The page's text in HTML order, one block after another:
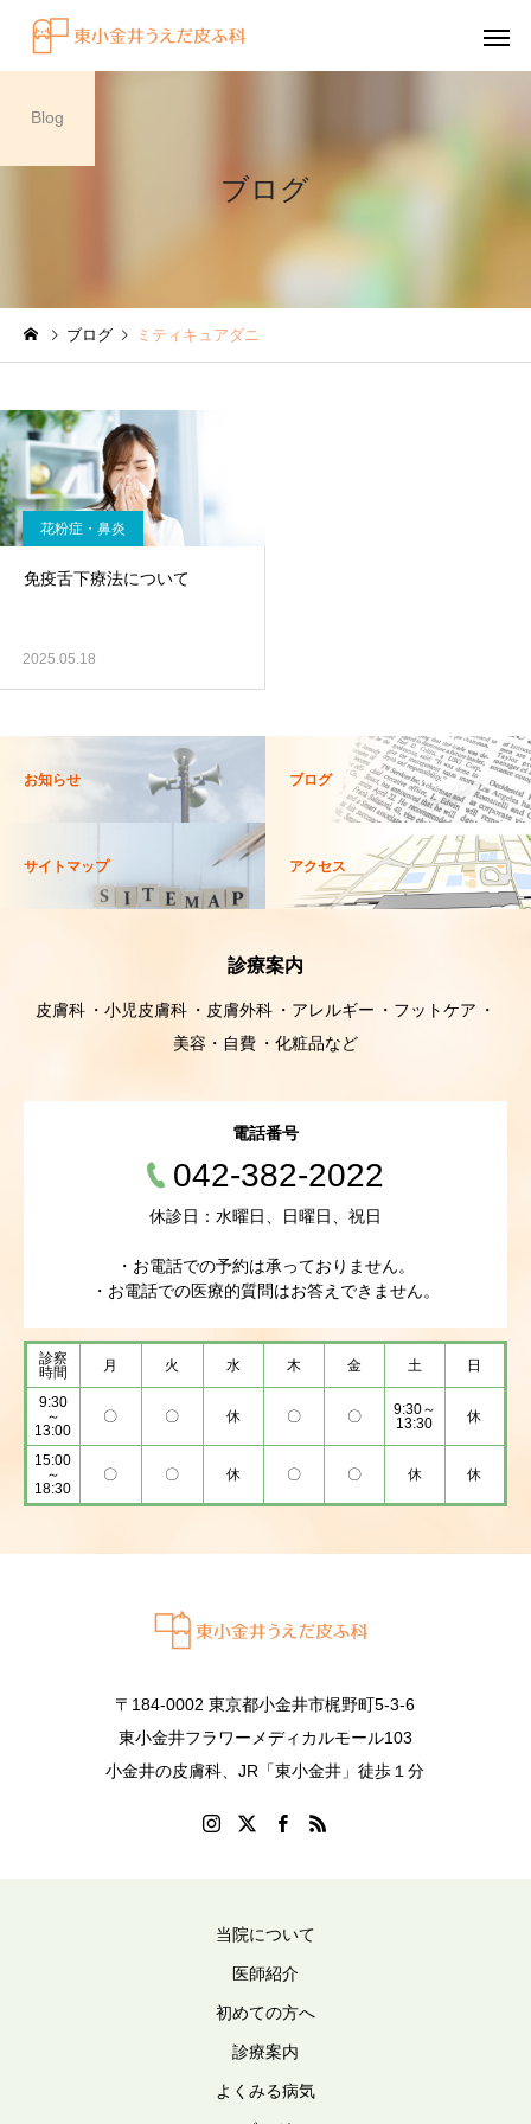
水虫（足白癬）を放置する
円形脱毛症になぜ「光
ブログ
Blog
ブログ ミティキュアダニ
花粉症・鼻炎
免疫舌下療法について
2025.05.18
お知らせ ブログ
サイトマップ アクセス
診療案内
皮膚科 小児皮膚科 皮膚外科 アレルギー
フットケア
美容・自費
化粧品など
電話番号
042-382-2022
休診日：水曜日、日曜日、祝日
・お電話での予約は承っておりません。
・お電話での医療的質問はお答えできません。
診察
時間
月 火 水 木 金 土 日
9:30
～
13:00
〇 〇 休 〇 〇
9:30～
13:30
休
15:00
～
18:30
〇 〇 休 〇 〇 休 休
〒184-0002 東京都小金井市梶野町5-3-6
東小金井フラワーメディカルモール103
小金井の皮膚科、JR「東小金井」徒歩１分
当院について
医師紹介
初めての方へ
診療案内
よくみる病気